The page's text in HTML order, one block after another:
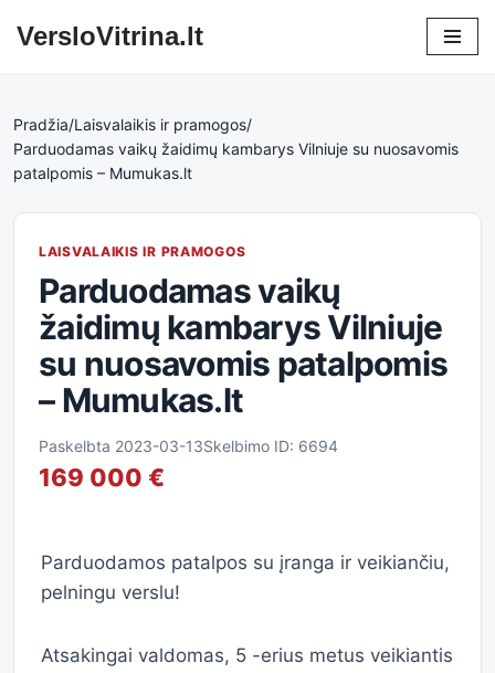
VersloVitrina.lt
Pradžia/Laisvalaikis ir pramogos/
Parduodamas vaikų žaidimų kambarys Vilniuje su nuosavomis
patalpomis – Mumukas.lt
LAISVALAIKIS IR PRAMOGOS
Parduodamas vaikų
žaidimų kambarys Vilniuje
su nuosavomis patalpomis
– Mumukas.lt
Paskelbta 2023-03-13Skelbimo ID: 6694
169 000 €
Parduodamos patalpos su įranga ir veikiančiu,
pelningu verslu!
Atsakingai valdomas, 5 -erius metus veikiantis